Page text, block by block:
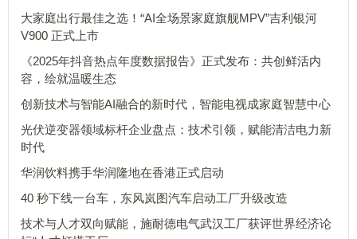
大家庭出行最佳之选！“AI全场景家庭旗舰MPV”吉利银河
V900 正式上市
《2025年抖音热点年度数据报告》正式发布：共创鲜活内
容，绘就温暖生态
创新技术与智能AI融合的新时代，智能电视成家庭智慧中心
光伏逆变器领域标杆企业盘点：技术引领，赋能清洁电力新
时代
华润饮料携手华润隆地在香港正式启动
40 秒下线一台车，东风岚图汽车启动工厂升级改造
技术与人才双向赋能，施耐德电气武汉工厂获评世界经济论